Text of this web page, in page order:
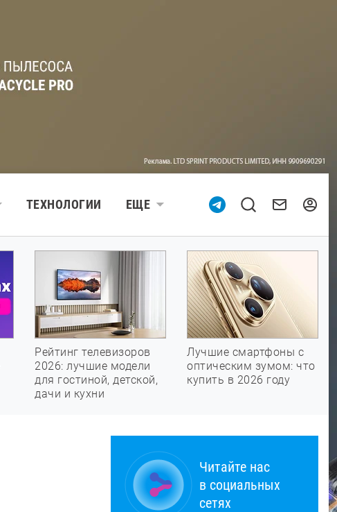
ТЕХНОЛОГИИ ЕЩЕ
Рейтинг телевизоров
2026: лучшие модели
для гостиной, детской,
дачи и кухни
Лучшие смартфоны с
оптическим зумом: что
купить в 2026 году
Читайте нас
в социальных
сетях